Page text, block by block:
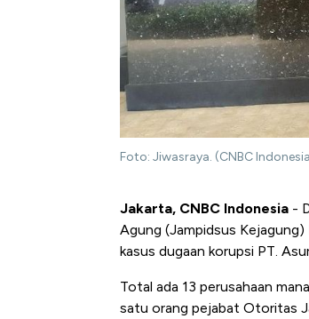
Foto: Jiwasraya. (CNBC
Jakarta, CNBC Indonesia -
Agung (Jampidsus Kejagung)
kasus dugaan korupsi PT.
Total ada 13 perusahaan
satu orang pejabat Otoritas